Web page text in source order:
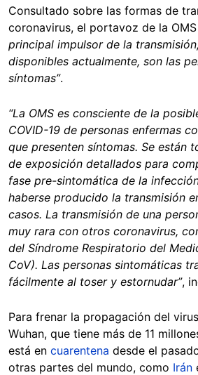
Consultado sobre las formas de
coronavirus, el portavoz de la
principal impulsor de la
disponibles actualmente, son las
síntomas”.
“La OMS es consciente de la
COVID-19 de personas enfermas
que presenten síntomas. Se están
de exposición detallados para
fase pre-sintomática de la
haberse producido la transmisión
casos. La transmisión de una
muy rara con otros coronavirus,
del Síndrome Respiratorio del
CoV). Las personas sintomáticas
fácilmente al toser y estornudar”,
Para frenar la propagación del
Wuhan, que tiene más de 11
está en cuarentena desde el
otras partes del mundo, como Irán